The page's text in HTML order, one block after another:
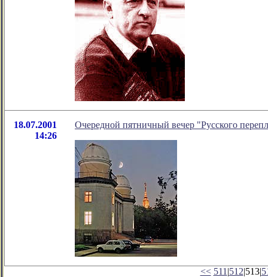
18.07.2001
14:26
Очередной пятничный вечер "Русского
<< 511 |512|513|